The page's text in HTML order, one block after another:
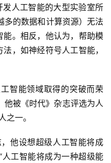
人工智能的大型实验室所
多的数据和计算资源）无法
能。相反，他认为，帮助模
，如神经符号人工智能，
智能领域取得的突破而荣
被《时代》杂志评选为人
之一。
他设想超级人工智能将成
工智能将成为一种超级能